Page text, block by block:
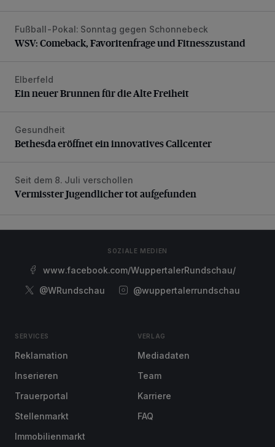
WSV: Comeback, Favoritenfrage und Fitnesszustand
Fußball-Pokal: Sonntag gegen Schonnebeck
WSV: Comeback, Favoritenfrage und Fitnesszustand
Ein neuer Brunnen für die Alte Freiheit
Elberfeld
Ein neuer Brunnen für die Alte Freiheit
Bethesda eröffnet ein innovatives Callcenter
Gesundheit
Bethesda eröffnet ein innovatives Callcenter
Vermisster Jugendlicher tot aufgefunden
Seit dem 8. Juli verschollen
Vermisster Jugendlicher tot aufgefunden
SOZIALE MEDIEN
www.facebook.com/WuppertalerRundschau/
@WRundschau
@wuppertalerrundschau
SERVICES
Reklamation
Inserieren
Trauerportal
Stellenmarkt
Immobilienmarkt
VERLAG
Mediadaten
Team
Karriere
FAQ